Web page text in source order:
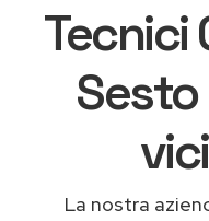
Tecnici
La nostra